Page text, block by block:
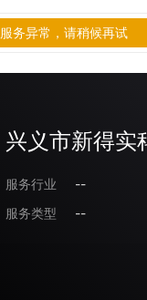
兴义市新得实
服务行业
--
服务类型
--
服务异常，请稍候再试